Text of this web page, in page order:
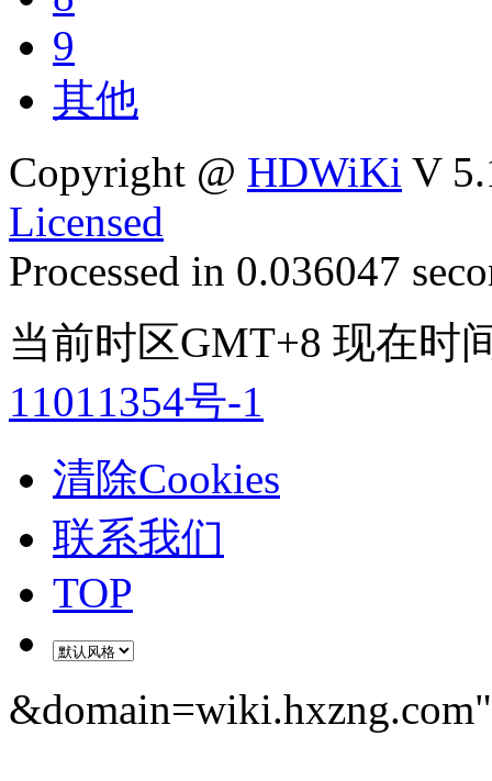
9
其他
Copyright @ HDWiKi V
Licensed
Processed in 0.036047
当前时区GMT+8 现在时
11011354号-1
清除Cookies
联系我们
TOP